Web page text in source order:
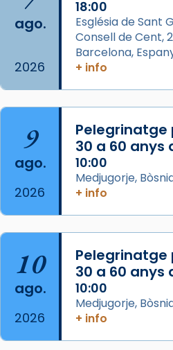
1 week ago
Aquest dilluns, 27 de
missa d’acció de
comitè organitzador de
L’arquebisbe de
Josep Omella, ha
concelebrat el bisbe
Mons. David Abadías.
📸 Dr. G. Simón
Foto
Arquebisbat de
2 weeks ago
Memòria de les santes
ago.
2026
18:00
Església de Sant
Consell de Cent,
Barcelona,
+ info
9
ago.
2026
Pelegrinatge
30 a 60 anys
10:00
Medjugorje,
+ info
10
ago.
2026
Pelegrinatge
30 a 60 anys
10:00
Medjugorje,
+ info